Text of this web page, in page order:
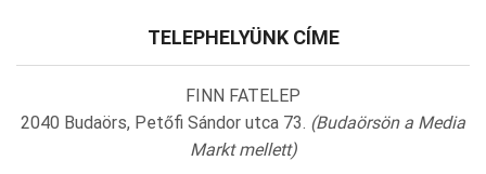
TELEPHELYÜNK CÍME
FINN FATELEP
2040 Budaörs, Petőfi Sándor utca 73. (Budaörsön a Media
Markt mellett)